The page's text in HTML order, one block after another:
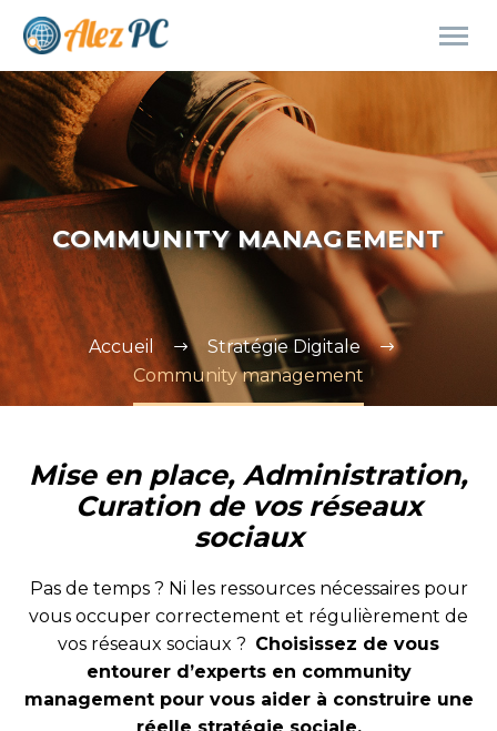
COMMUNITY MANAGEMENT
Accueil
Stratégie Digitale
Community management
Mise en place, Administration,
Curation de vos réseaux
sociaux
Pas de temps ? Ni les ressources nécessaires pour
vous occuper correctement et régulièrement de
vos réseaux sociaux ? Choisissez de vous
entourer d’experts en community
management pour vous aider à construire une
réelle stratégie sociale.